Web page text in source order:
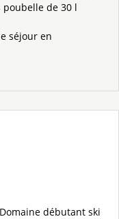
poubelle de 30 l
séjour en
Domaine débutant ski